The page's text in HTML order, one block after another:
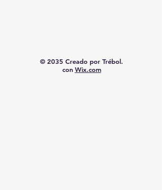
© 2035 Creado por Trébol.
con Wix.com